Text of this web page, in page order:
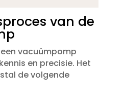
van de
vacuümpomp
en precisie.​ Het
de volgende